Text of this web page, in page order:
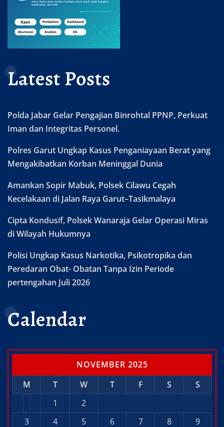
Latest Posts
Polda Jabar Gelar Pengajian Binrohtal PPNP, Perkuat
Iman dan Integritas Personel.
Polres Garut Ungkap Kasus Penganiayaan Berat yang
Mengakibatkan Korban Meninggal Dunia
Amankan Sopir Mabuk, Polsek Cilawu Cegah
Kecelakaan di Jalan Raya Garut–Tasikmalaya
Cipta Kondusif, Polsek Wanaraja Gelar Operasi Miras
di Wilayah Hukumnya
Polisi Ungkap Kasus Narkotika, Psikotropika dan
Peredaran Obat- Obatan Tanpa Izin Periode
pertengahan Juli 2026
Calendar
NOVEMBER 2025
M
T W T F S
S
1
2
3
4 5 6 7 8 9